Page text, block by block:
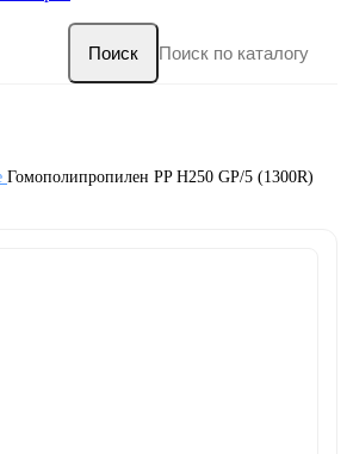
Поиск
Гомополипропилен PP H250 GP/5 (1300R)